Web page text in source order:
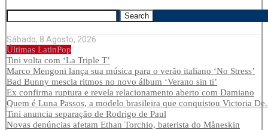
Search
Sábado, 8 Agosto, 2026
Últimas LatinPop
Tini volta com ‘La Triple T’
Marco Mengoni lança sua música para o verão italiano ‘No Stress’
Bad Bunny mescla ritmos no novo álbum ‘Verano sin ti’
Ex confirma ruptura e revela relacionamento aberto com Damiano
Quem é Luna Passos, a modelo brasileira que conquistou Victoria
Tini anuncia separação de Rodrigo de Paul
Novas denúncias afetam Ethan Torchio, baterista do Måneskin